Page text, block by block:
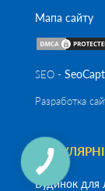
Мапа сайту
SEO -
Разработка
Будинок для